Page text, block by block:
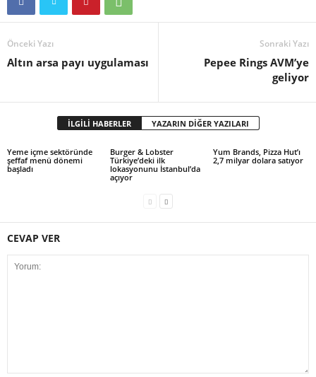
Önceki Yazı
Altın arsa payı uygulaması
Sonraki Yazı
Pepee Rings AVM’ye
geliyor
İLGİLİ HABERLER YAZARIN DİĞER YAZILARI
Yeme içme sektöründe
şeffaf menü dönemi
başladı
Burger & Lobster
Türkiye’deki ilk
lokasyonunu İstanbul’da
açıyor
Yum Brands, Pizza Hut’ı
2,7 milyar dolara satıyor
CEVAP VER